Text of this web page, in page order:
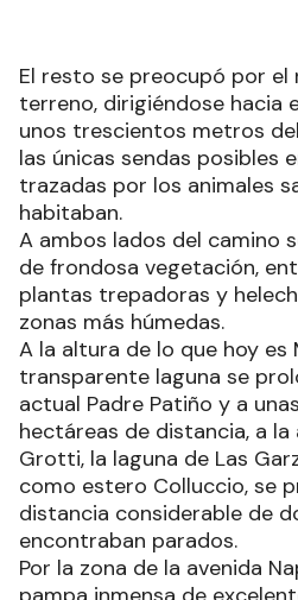
El resto se preocupó por
terreno, dirigiéndose hacia
unos trescientos metros
las únicas sendas posibles
trazadas por los animales
habitaban.
A ambos lados del camino
de frondosa vegetación,
plantas trepadoras y
zonas más húmedas.
A la altura de lo que hoy es
transparente laguna se
actual Padre Patiño y a
hectáreas de distancia, a
Grotti, la laguna de Las
como estero Colluccio, se
distancia considerable de
encontraban parados.
Por la zona de la avenida